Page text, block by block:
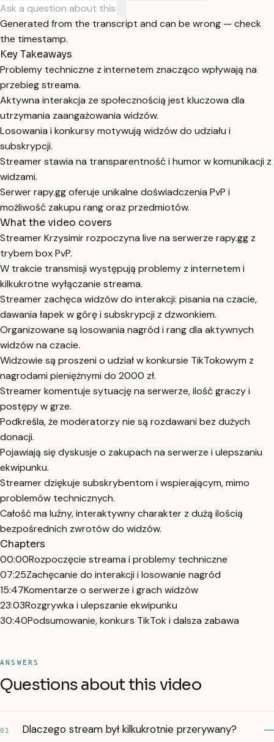
Generated from the transcript and can be wrong — check
the timestamp.
Key Takeaways
Problemy techniczne z internetem znacząco wpływają na
przebieg streama.
Aktywna interakcja ze społecznością jest kluczowa dla
utrzymania zaangażowania widzów.
Losowania i konkursy motywują widzów do udziału i
subskrypcji.
Streamer stawia na transparentność i humor w komunikacji z
widzami.
Serwer rapy.gg oferuje unikalne doświadczenia PvP i
możliwość zakupu rang oraz przedmiotów.
What the video covers
Streamer Krzysimir rozpoczyna live na serwerze rapy.gg z
trybem box PvP.
W trakcie transmisji występują problemy z internetem i
kilkukrotne wyłączanie streama.
Streamer zachęca widzów do interakcji: pisania na czacie,
dawania łapek w górę i subskrypcji z dzwonkiem.
Organizowane są losowania nagród i rang dla aktywnych
widzów na czacie.
Widzowie są proszeni o udział w konkursie TikTokowym z
nagrodami pieniężnymi do 2000 zł.
Streamer komentuje sytuację na serwerze, ilość graczy i
postępy w grze.
Podkreśla, że moderatorzy nie są rozdawani bez dużych
donacji.
Pojawiają się dyskusje o zakupach na serwerze i ulepszaniu
ekwipunku.
Streamer dziękuje subskrybentom i wspierającym, mimo
problemów technicznych.
Całość ma luźny, interaktywny charakter z dużą ilością
bezpośrednich zwrotów do widzów.
Chapters
00:00Rozpoczęcie streama i problemy techniczne
07:25Zachęcanie do interakcji i losowanie nagród
15:47Komentarze o serwerze i grach widzów
23:03Rozgrywka i ulepszanie ekwipunku
30:40Podsumowanie, konkurs TikTok i dalsza zabawa
ANSWERS
Questions about this video
01 Dlaczego stream był kilkukrotnie przerywany?